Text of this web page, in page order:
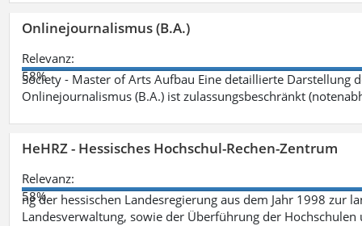
Onlinejournalismus (B.A.)
Relevanz:
58%
Society - Master of Arts Aufbau Eine detaillierte Darstellung
Onlinejournalismus (B.A.) ist zulassungsbeschränkt
HeHRZ - Hessisches Hochschul-Rechen-Zentrum
Relevanz:
58%
ng der hessischen Landesregierung aus dem Jahr 1998 zur
Landesverwaltung, sowie der Überführung der